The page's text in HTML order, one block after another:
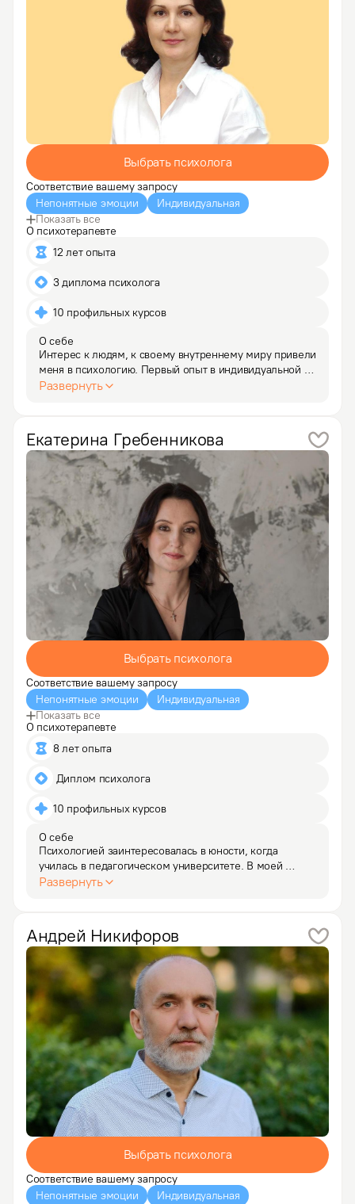
Выбрать психолога
Соответствие вашему запросу
Непонятные эмоции
Индивидуальная
Показать все
О психотерапевте
12 лет опыта
3 диплома психолога
10 профильных курсов
О себе
Интерес к людям, к своему внутреннему миру привели
меня в психологию. Первый опыт в индивидуальной
терапии показал, что мое состояние изменилось, и это
Развернуть
Екатерина Гребенникова
Выбрать психолога
Соответствие вашему запросу
Непонятные эмоции
Индивидуальная
Показать все
О психотерапевте
8 лет опыта
Диплом психолога
10 профильных курсов
О себе
Психологией заинтересовалась в юности, когда
училась в педагогическом университете. В моей
жизни произошли: тяжелое заболевание дочери,
Развернуть
Андрей Никифоров
Выбрать психолога
Соответствие вашему запросу
Непонятные эмоции
Индивидуальная